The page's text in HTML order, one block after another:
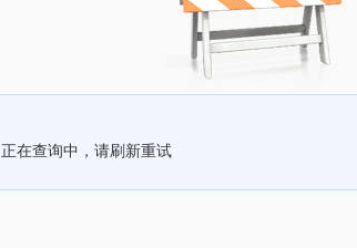
正在查询中，请刷新重试